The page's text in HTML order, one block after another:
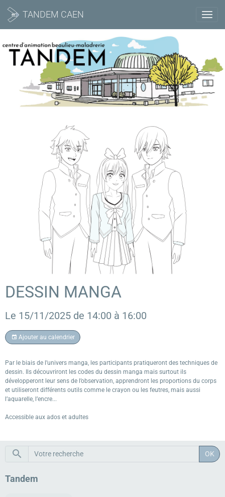
TANDEM CAEN
DESSIN MANGA
Le 15/11/2025 de 14:00 à 16:00
Ajouter au calendrier
Par le biais de l’univers manga, les participants pratiqueront des techniques de
dessin. Ils découvriront les codes du dessin manga mais surtout ils
développeront leur sens de l’observation, apprendront les proportions du corps
et utiliseront différents outils comme le crayon ou les feutres, mais aussi
l’aquarelle, l’encre...
Accessible aux ados et adultes
OK
Tandem